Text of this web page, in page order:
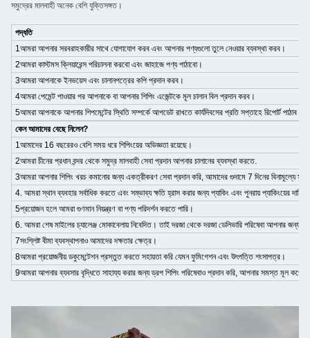
সমুদ্রের মালবাহী অনেক বেশি যুক্তিসঙ্গত।
পদ্ধতি
1আমরা আপনার সরবরাহকারীর সাথে যোগাযোগ করব এবং আপনার পণ্যগুলো তুলে নেওয়ার ব্যবস্থা করব।
2আমরা কাস্টমস ক্লিয়ারেন্স পরিচালনা করবো এবং জাহাজে পণ্য পাঠাবো।
3আমরা আপনাকে ইনভয়েস এবং চালানপত্রের কপি প্রদান করব।
4আমরা পেমেন্ট পাওয়ার পর আপনাকে বা আপনার শিপিং এজেন্টকে মূল চালান বিল প্রদান করব।
5আমরা আপনাকে আপনার শিপমেন্টের স্থিতি সম্পর্কে আপডেট রাখতে কার্যদিবসের প্রতি সপ্তাহে রিপোর্ট পাঠাব।
কেন আমাদের বেছে নিলেন?
1আমাদের 16 বছরেরও বেশি সময় ধরে শিপিংয়ের অভিজ্ঞতা রয়েছে।
2আমরা চীনের প্রধান বন্দর থেকে সমুদ্র মালবাহী সেবা প্রদান আপনার চালানের ব্যবস্থা করতে.
3আমরা আপনার শিপিং খরচ কমানোর জন্য একত্রীকরণ সেবা প্রদান করি, আমাদের গুদামে 7 দিনের বিনামূল্যে
4. আমরা স্থান ব্যবহার সর্বাধিক করতে এবং সম্ভাব্য ক্ষতি হ্রাস করার জন্য প্যাকিং এবং পুনরায় প্যাকিংয়ের
5প্রয়োজন হলে আমরা গুণমান নিয়ন্ত্রণ বা পণ্য পরিদর্শন করতে পারি।
6. আমরা শেষ মাইলের চ্যালেঞ্জ মোকাবেলায় নিবেদিত। তাই দরজা থেকে দরজা ডেলিভারি পরিষেবা আপনার জন্য
7সংশ্লিষ্ট বীমা ব্যবস্থাপনাও আমাদের দক্ষতার ক্ষেত্র।
8আমরা প্রয়োজনীয় ডকুমেন্টেশন প্রস্তুত করতে সহায়তা করি যেমন ফুমিগেশন এবং উৎপত্তি শংসাপত্র।
9আমরা আপনার ব্যবসার বৃদ্ধিতে সাহায্য করার জন্য ড্রপ শিপিং পরিষেবাও প্রদান করি, আপনার সমস্ত মূল